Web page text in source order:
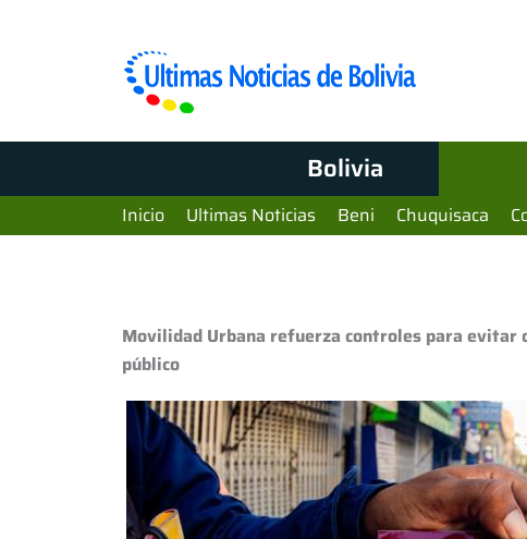
Bolivia
Inicio Ultimas Noticias Beni Chuquisaca
Movilidad Urbana refuerza controles para evitar
público